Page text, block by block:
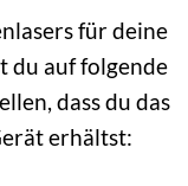
für deine
du auf folgende
dass du das
erhältst: